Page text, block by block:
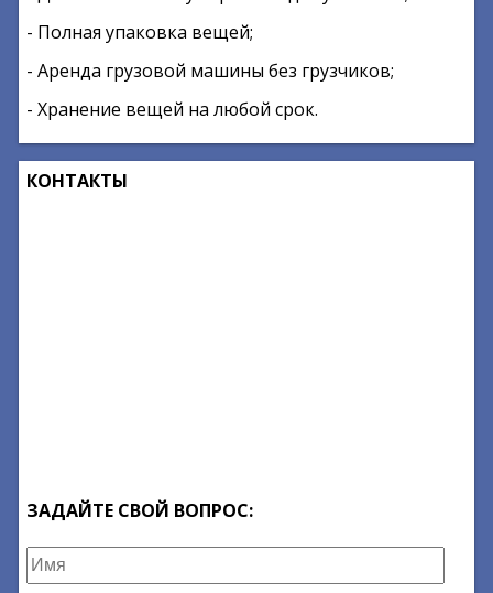
- Полная упаковка вещей;
- Аренда грузовой машины без грузчиков;
- Хранение вещей на любой срок.
КОНТАКТЫ
ЗАДАЙТЕ СВОЙ ВОПРОС: